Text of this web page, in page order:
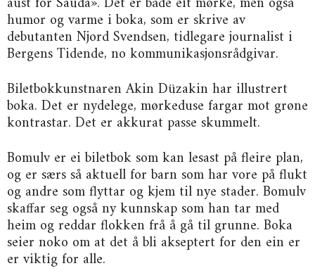
humor og varme i boka, som er skrive av
debutanten Njord Svendsen, tidlegare journalist i
Bergens Tidende, no kommunikasjonsrådgivar.
Biletbokkunstnaren Akin Düzakin har illustrert
boka. Det er nydelege, mørkeduse fargar mot grøne
kontrastar. Det er akkurat passe skummelt.
Bomulv er ei biletbok som kan lesast på fleire plan,
og er særs så aktuell for barn som har vore på flukt
og andre som flyttar og kjem til nye stader. Bomulv
skaffar seg også ny kunnskap som han tar med
heim og reddar flokken frå å gå til grunne. Boka
seier noko om at det å bli akseptert for den ein er
er viktig for alle.